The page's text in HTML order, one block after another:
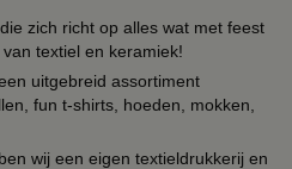
zich richt op alles wat met feest
textiel en keramiek!
uitgebreid assortiment
fun t-shirts, hoeden, mokken,
wij een eigen textieldrukkerij en